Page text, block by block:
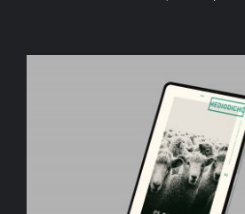
AÑADIR AL CARRITO /